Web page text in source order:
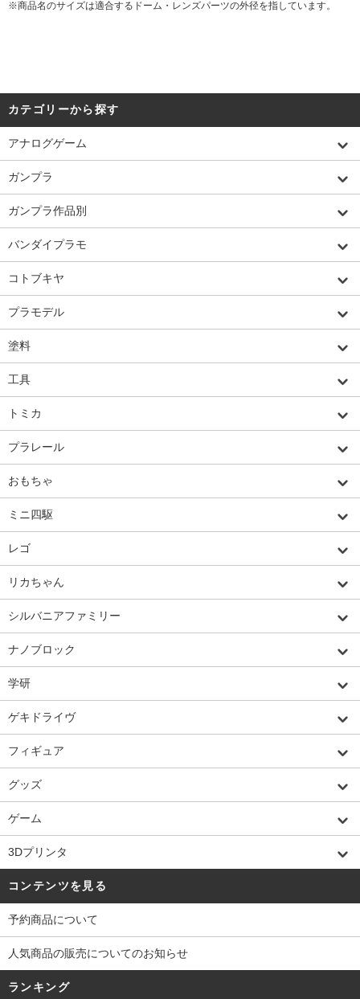
※商品名のサイズは適合するドーム・レンズパーツの外径を指しています。
カテゴリーから探す
アナログゲーム
ガンプラ
ガンプラ作品別
バンダイプラモ
コトブキヤ
プラモデル
塗料
工具
トミカ
プラレール
おもちゃ
ミニ四駆
レゴ
リカちゃん
シルバニアファミリー
ナノブロック
学研
ゲキドライヴ
フィギュア
グッズ
ゲーム
3Dプリンタ
コンテンツを見る
予約商品について
人気商品の販売についてのお知らせ
ランキング